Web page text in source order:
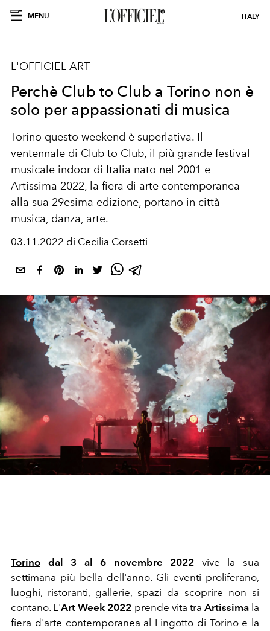
MENU ITALY
L'OFFICIEL ART
Perchè Club to Club a Torino non è
solo per appassionati di musica
Torino questo weekend è superlativa. Il
ventennale di Club to Club, il più grande festival
musicale indoor di Italia nato nel 2001 e
Artissima 2022, la fiera di arte contemporanea
alla sua 29esima edizione, portano in città
musica, danza, arte.
03.11.2022 di Cecilia Corsetti
Torino dal 3 al 6 novembre 2022 vive la sua
settimana più bella dell'anno. Gli eventi proliferano,
luoghi, ristoranti, gallerie, spazi da scoprire non si
contano. L'Art Week 2022 prende vita tra Artissimala
fiera d'arte contemporanea al Lingotto di Torino e la